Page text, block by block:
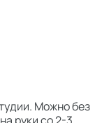
Можно без
руки со 2-3